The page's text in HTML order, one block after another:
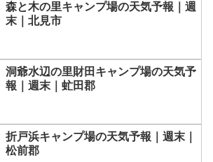
森と木の里キャンプ場の天気予報｜週
末｜北見市
洞爺水辺の里財田キャンプ場の天気予
報｜週末｜虻田郡
折戸浜キャンプ場の天気予報｜週末｜
松前郡